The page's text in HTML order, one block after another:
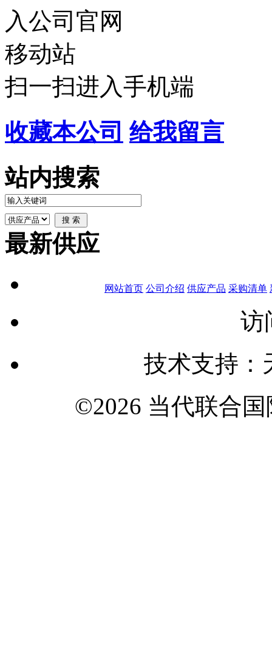
扫一扫进入手机端
收藏本公司 给我留言
站内搜索
最新供应
网站首页 公司介绍 供应产品 采购清单
访
技术支持：
©2026 当代联合